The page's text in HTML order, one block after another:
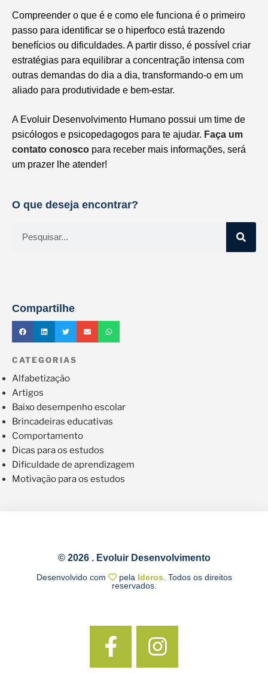
Compreender o que é e como ele funciona é o primeiro
passo para identificar se o hiperfoco está trazendo
benefícios ou dificuldades. A partir disso, é possível criar
estratégias para equilibrar a concentração intensa com
outras demandas do dia a dia, transformando-o em um
aliado para produtividade e bem-estar.
A Evoluir Desenvolvimento Humano possui um time de
psicólogos e psicopedagogos para te ajudar. Faça um
contato conosco para receber mais informações, será
um prazer lhe atender!
O que deseja encontrar?
Compartilhe
CATEGORIAS
Alfabetização
Artigos
Baixo desempenho escolar
Brincadeiras educativas
Comportamento
Dicas para os estudos
Dificuldade de aprendizagem
Motivação para os estudos
© 2026 . Evoluir Desenvolvimento
Desenvolvido com pela Ideros . Todos os direitos
reservados.